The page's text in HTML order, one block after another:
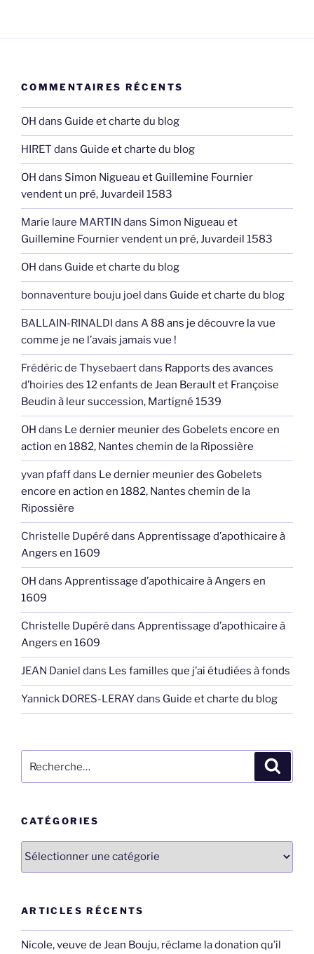
COMMENTAIRES RÉCENTS
OH dans Guide et charte du blog
HIRET dans Guide et charte du blog
OH dans Simon Nigueau et Guillemine Fournier
vendent un pré, Juvardeil 1583
Marie laure MARTIN dans Simon Nigueau et
Guillemine Fournier vendent un pré, Juvardeil 1583
OH dans Guide et charte du blog
bonnaventure bouju joel dans Guide et charte du blog
BALLAIN-RINALDI dans A 88 ans je découvre la vue
comme je ne l’avais jamais vue !
Frédéric de Thysebaertdans Rapports des avances
d’hoiries des 12 enfants de Jean Berault et Françoise
Beudin à leur succession, Martigné 1539
OH dans Le dernier meunier des Gobelets encore en
action en 1882, Nantes chemin de la Ripossière
yvan pfaffdans Le dernier meunier des Gobelets
encore en action en 1882, Nantes chemin de la
Ripossière
Christelle Dupéré dans Apprentissage d’apothicaire à
Angers en 1609
OH dans Apprentissage d’apothicaire à Angers en
1609
Christelle Dupéré dans Apprentissage d’apothicaire à
Angers en 1609
JEAN Daniel dans Les familles que j’ai étudiées à fonds
Yannick DORES-LERAYdans Guide et charte du blog
pour
CATÉGORIES
Catégories
ARTICLES RÉCENTS
Nicole, veuve de Jean Bouju, réclame la donation qu’il